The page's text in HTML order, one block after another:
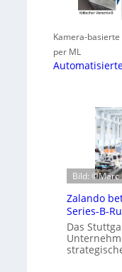
Kamera-
per ML
Bild: ©Marc
Zalando
Series-B-
Das